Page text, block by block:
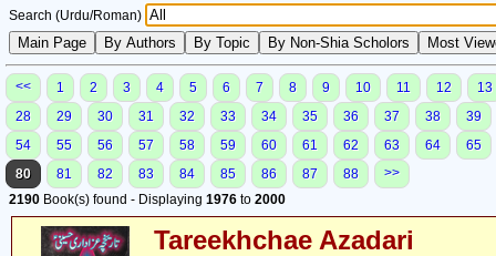
Search (Urdu/Roman)
<< 1 2 3 4 5 6 7 8 9 10 11 12
13
28
29 30 31 32 33 34 35 36 37 38
39
54
55 56 57 58 59 60 61 62 63 64
65
80
81 82 83 84 85 86 87 88
>>
2190 Book(s) found - Displaying 1976 to 2000
Tareekhchae Azadari